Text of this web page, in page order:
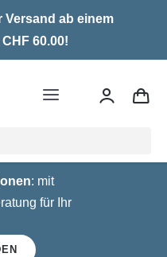
ab einem
60.00!
Toggle
: mit
für Ihr